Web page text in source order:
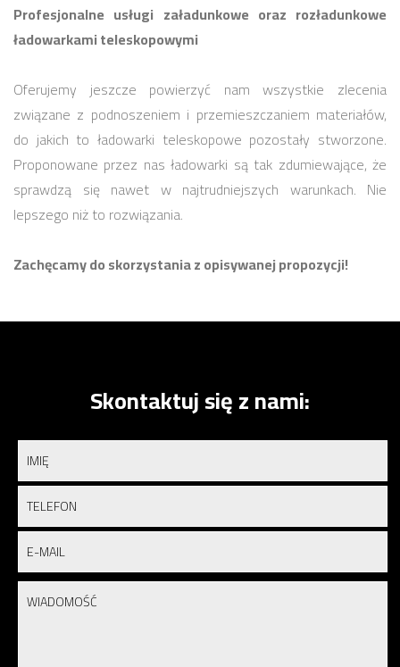
Profesjonalne usługi załadunkowe oraz rozładunkowe
ładowarkami teleskopowymi
Oferujemy jeszcze powierzyć nam wszystkie zlecenia
związane z podnoszeniem i przemieszczaniem materiałów,
do jakich to ładowarki teleskopowe pozostały stworzone.
Proponowane przez nas ładowarki są tak zdumiewające, że
sprawdzą się nawet w najtrudniejszych warunkach. Nie
lepszego niż to rozwiązania.
Zachęcamy do skorzystania z opisywanej propozycji!
Skontaktuj się z nami: